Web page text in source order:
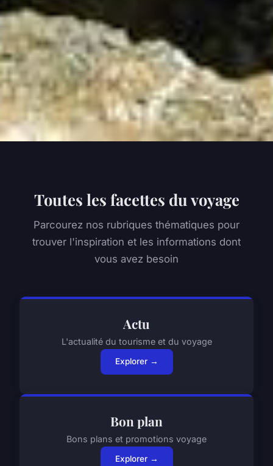
Toutes les facettes du voyage
Parcourez nos rubriques thématiques pour
trouver l'inspiration et les informations dont
vous avez besoin
Actu
L'actualité du tourisme et du voyage
Explorer →
Bon plan
Bons plans et promotions voyage
Explorer →